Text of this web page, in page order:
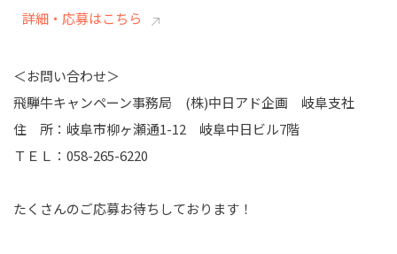
詳細・応募はこちら
＜お問い合わせ＞
飛騨牛キャンペーン事務局 (株)中日アド企画 岐阜支社
住 所：岐阜市柳ヶ瀬通1-12 岐阜中日ビル7階
ＴＥＬ：058-265-6220
たくさんのご応募お待ちしております！